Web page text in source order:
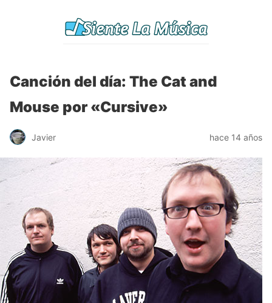
Canción del día: The Cat and
Mouse por «Cursive»
Javier hace 14 años